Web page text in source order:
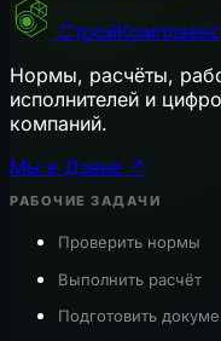
СтройКомплаенс
Нормы, расчёты,
исполнителей и
компаний.
Мы в Дзене ↗
РАБОЧИЕ ЗАДАЧИ
Проверить нормы
Выполнить расчёт
Подготовить